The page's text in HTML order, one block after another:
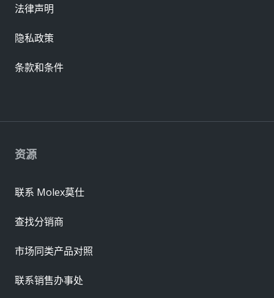
资源
联系 Molex莫仕
查找分销商
市场同类产品对照
联系销售办事处
法律声明
隐私政策
条款和条件